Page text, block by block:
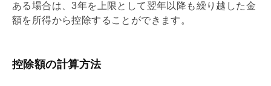
ある場合は、3年を上限として翌年以降も繰り越した金
額を所得から控除することができます。
控除額の計算方法